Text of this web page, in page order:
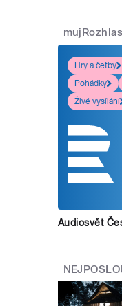
mujRozhlas
Hry a četby
Pohádky
Živé vysílání
Audiosvět